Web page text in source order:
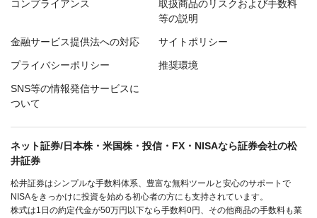
コンプライアンス
取扱商品のリスクおよび手数料
等の説明
金融サービス提供法への対応 サイトポリシー
プライバシーポリシー 推奨環境
SNS等の情報発信サービスに
ついて
ネット証券/日本株・米国株・投信・FX・NISAなら証券会社の松
井証券
松井証券はシンプルな手数料体系、豊富な無料ツールと安心のサポートで
NISAをきっかけに投資を始める初心者の方にも支持されています。
株式は1日の約定代金が50万円以下なら手数料0円、その他商品の手数料も業